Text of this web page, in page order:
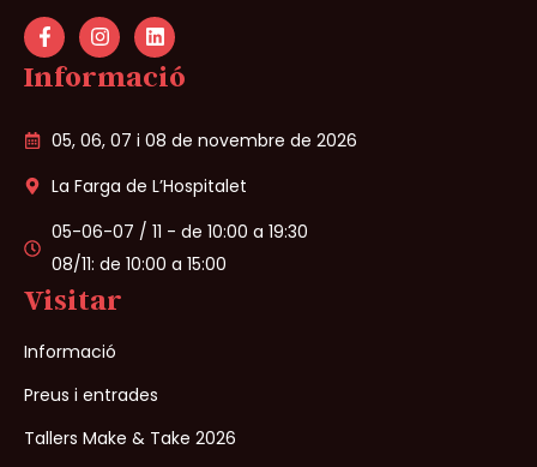
Informació
05, 06, 07 i 08 de novembre de 2026
La Farga de L’Hospitalet
05-06-07 / 11 - de 10:00 a 19:30
08/11: de 10:00 a 15:00
Visitar
Informació
Preus i entrades
Tallers Make & Take 2026